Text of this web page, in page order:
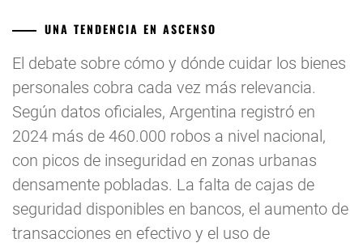
UNA TENDENCIA EN ASCENSO
El debate sobre cómo y dónde cuidar los bienes
personales cobra cada vez más relevancia.
Según datos oficiales, Argentina registró en
2024 más de 460.000 robos a nivel nacional,
con picos de inseguridad en zonas urbanas
densamente pobladas. La falta de cajas de
seguridad disponibles en bancos, el aumento de
transacciones en efectivo y el uso de